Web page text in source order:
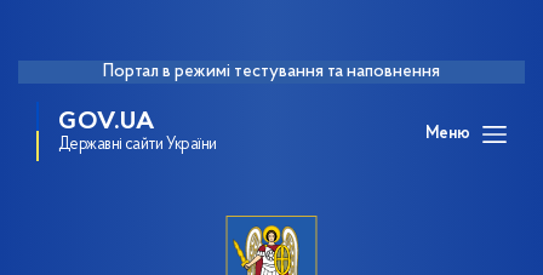
Портал в режимі тестування та наповнення
GOV.UA
Державні сайти України
Меню